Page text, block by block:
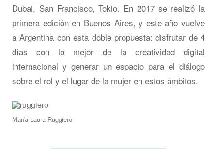
Dubai, San Francisco, Tokio. En 2017 se realizó la
primera edición en Buenos Aires, y este año vuelve
a Argentina con esta doble propuesta: disfrutar de 4
días con lo mejor de la creatividad digital
internacional y generar un espacio para el diálogo
sobre el rol y el lugar de la mujer en estos ámbitos.
María Laura Ruggiero